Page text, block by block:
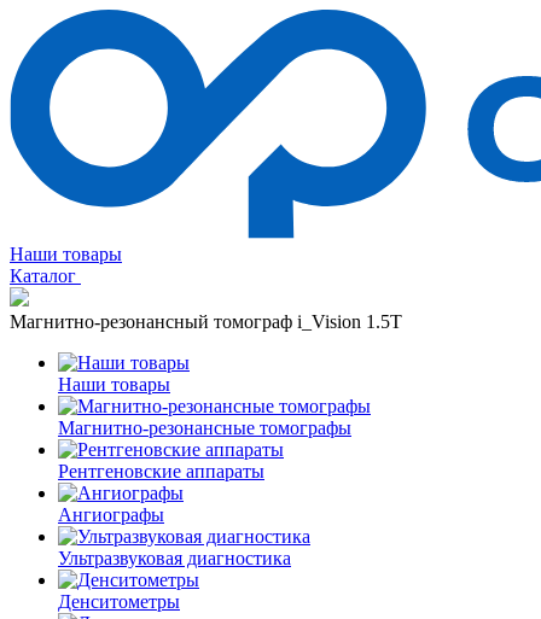
Наши товары
Каталог
Магнитно-резонансный томограф i_Vision 1.5T
Наши товары
Магнитно-резонансные томографы
Рентгеновские аппараты
Ангиографы
Ультразвуковая диагностика
Денситометры